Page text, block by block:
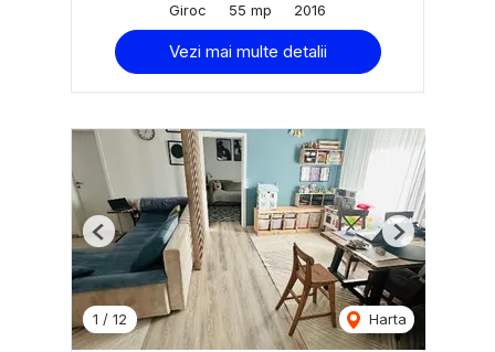
Giroc
55 mp 2016
Vezi mai multe detalii
1 / 12 Harta
Previous Next